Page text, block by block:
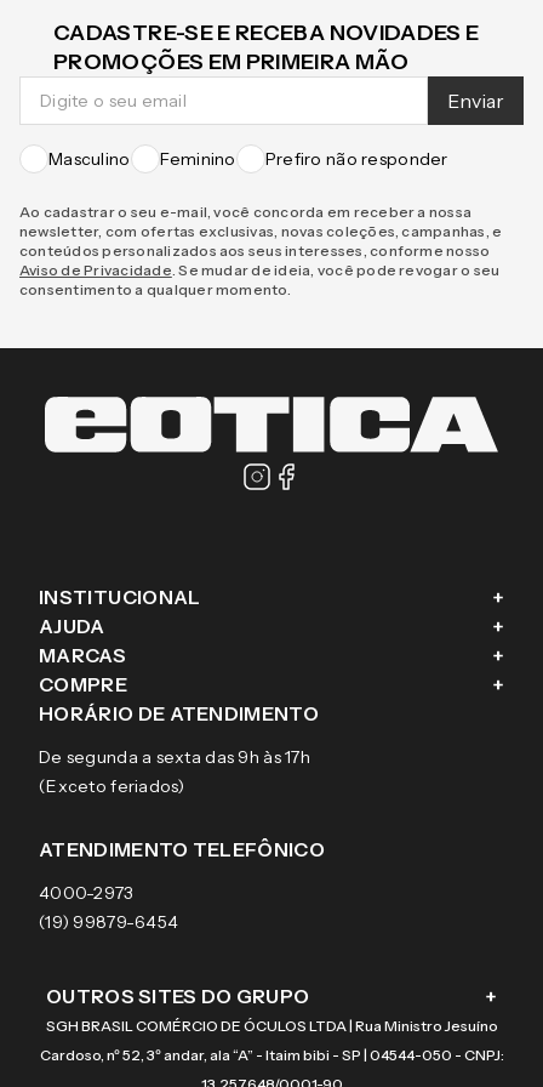
CADASTRE-SE E RECEBA NOVIDADES E
PROMOÇÕES EM PRIMEIRA MÃO
Enviar
Masculino Feminino Prefiro não responder
Ao cadastrar o seu e-mail, você concorda em receber a nossa
newsletter, com ofertas exclusivas, novas coleções, campanhas, e
conteúdos personalizados aos seus interesses, conforme nosso
Aviso de Privacidade . Se mudar de ideia, você pode revogar o seu
consentimento a qualquer momento.
INSTITUCIONAL +
Sobre a eÓtica
Aviso de privacidade
Termos e condições de uso
AJUDA +
Trocas e Devoluções
Pagamentos
Garantias
MARCAS +
Ray-Ban
Tecnol
Arnette
Burberry
COMPRE +
Óculos de sol
Lentes de contato
HORÁRIO DE ATENDIMENTO
De segunda a sexta das 9h às 17h
(Exceto feriados)
ATENDIMENTO TELEFÔNICO
4000-2973
(19) 99879-6454
OUTROS SITES DO GRUPO +
SGH BRASIL COMÉRCIO DE ÓCULOS LTDA | Rua Ministro Jesuíno
Cardoso, nº 52, 3º andar, ala “A” - Itaim bibi - SP | 04544-050 - CNPJ: